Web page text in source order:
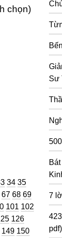
chọn)
Trang
34 Trang
35Trang
Trang
67 Trang
68 Trang
69Trang
Trang
101 Trang
102
Trang
126Trang
Trang
149 Trang
150Trang
Sư
7
pdf)